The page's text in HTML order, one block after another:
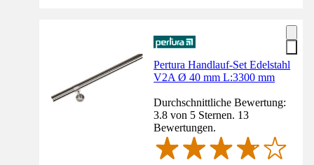
Pertura Handlauf-Set Edelstahl
V2A Ø 40 mm L:3300 mm
Durchschnittliche Bewertung:
3.8 von 5 Sternen. 13
Bewertungen.